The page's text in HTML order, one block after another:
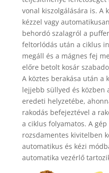
vonal kiszolgálására is. A
kézzel vagy
behordó szalagról a
feltorlódás után a ciklus
megáll és a mágnes fej
előre betolt kosár
A köztes berakása után a
lejjebb süllyed és közben
eredeti helyzetébe,
rakodás befejeztével a
a ciklus folyamatos. A
rozsdamentes kivitelben
automatikus és kézi
automatika vezérlő